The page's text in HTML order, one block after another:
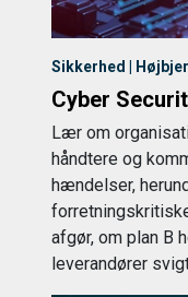
Sikkerhed |
Cyber
Lær om
håndtere og
hændelser,
afgør, om plan B
leverandører